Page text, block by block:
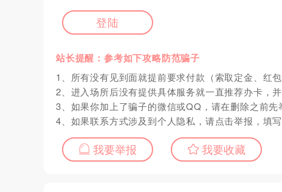
登陆
站长提醒：参考如下攻略防范骗子
1、所有没有见到面就提前要求付款（索取定金、红
2、进入场所后没有提供具体服务就一直推荐办卡，
3、如果你加上了骗子的微信或QQ，请在删除之前
4、如果联系方式涉及到个人隐私，请点击举报，填
我要举报 我要收藏